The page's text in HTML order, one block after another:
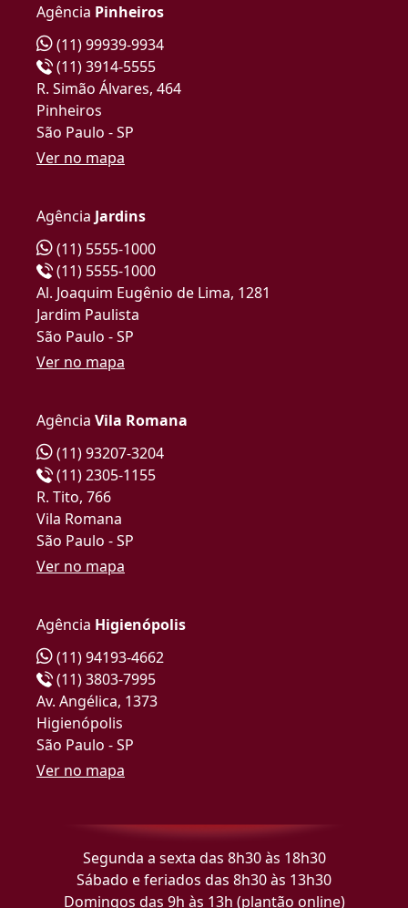
Agência Pinheiros
(11) 99939-9934
(11) 3914-5555
R. Simão Álvares, 464
Pinheiros
São Paulo - SP
Ver no mapa
Agência Jardins
(11) 5555-1000
(11) 5555-1000
Al. Joaquim Eugênio de Lima, 1281
Jardim Paulista
São Paulo - SP
Ver no mapa
Agência Vila Romana
(11) 93207-3204
(11) 2305-1155
R. Tito, 766
Vila Romana
São Paulo - SP
Ver no mapa
Agência Higienópolis
(11) 94193-4662
(11) 3803-7995
Av. Angélica, 1373
Higienópolis
São Paulo - SP
Ver no mapa
Segunda a sexta das 8h30 às 18h30
Sábado e feriados das 8h30 às 13h30
Domingos das 9h às 13h (plantão online)